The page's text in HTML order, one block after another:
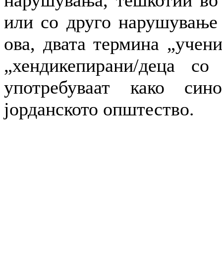
или со друго
ова, двата термина
„хендикепирани/деца
употребуваат како
јорданското општество.